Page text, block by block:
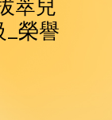
萃兒
榮譽